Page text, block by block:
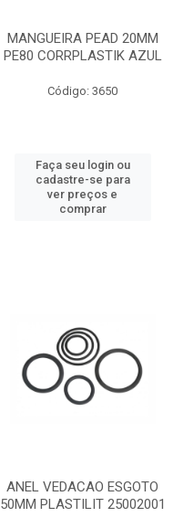
MANGUEIRA PEAD 20MM
PE80 CORRPLASTIK AZUL
Código: 3650
Faça seu login ou
cadastre-se para
ver preços e
comprar
ANEL VEDACAO ESGOTO
50MM PLASTILIT 25002001